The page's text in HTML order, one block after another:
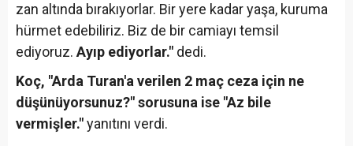
zan altında bırakıyorlar. Bir yere kadar yaşa, kuruma
hürmet edebiliriz. Biz de bir camiayı temsil
ediyoruz. Ayıp ediyorlar." dedi.
Koç, "Arda Turan'a verilen 2 maç ceza için ne
düşünüyorsunuz?" sorusuna ise "Az bile
vermişler."yanıtını verdi.